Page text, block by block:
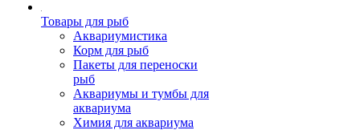
Товары для рыб
Аквариумистика
Корм для рыб
Пакеты для переноски
рыб
Аквариумы и тумбы для
аквариума
Химия для аквариума